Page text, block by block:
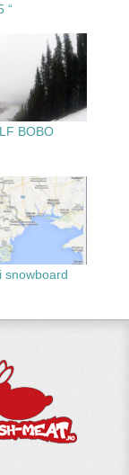
“
BOBO
snowboard